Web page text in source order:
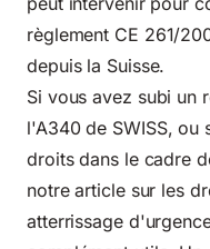
règlement CE 261/
depuis la Suisse.
Si vous avez subi un
l'A340 de SWISS, ou
droits dans le cadre
notre article sur les
atterrissage